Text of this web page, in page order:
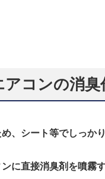
アコンの消臭
、シート等でしっか
ンに直接消臭剤を噴霧